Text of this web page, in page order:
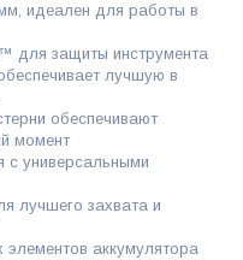
идеален для работы в
для защиты инструмента
лучшую в
обеспечивают
момент
с универсальными
лучшего захвата и
элементов аккумулятора